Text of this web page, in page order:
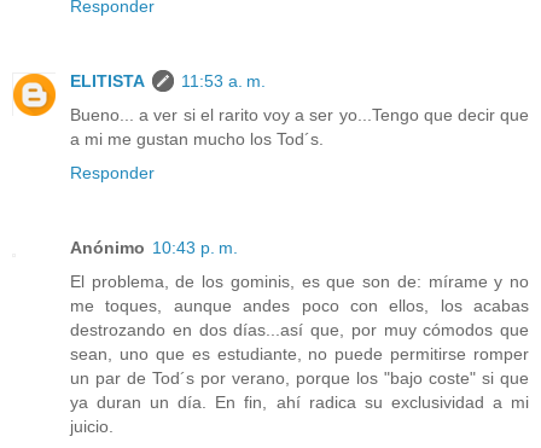
Responder
ELITISTA
11:53 a. m.
Bueno... a ver si el rarito voy a ser yo...Tengo que decir que
a mi me gustan mucho los Tod´s.
Responder
Anónimo 10:43 p. m.
El problema, de los gominis, es que son de: mírame y no
me toques, aunque andes poco con ellos, los acabas
destrozando en dos días...así que, por muy cómodos que
sean, uno que es estudiante, no puede permitirse romper
un par de Tod´s por verano, porque los "bajo coste" si que
ya duran un día. En fin, ahí radica su exclusividad a mi
juicio.